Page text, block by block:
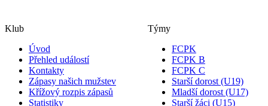
Klub
Úvod
Přehled událostí
Kontakty
Zápasy našich mužstev
Křížový rozpis zápasů
Statistiky
Týmy
FCPK
FCPK B
FCPK C
Starší dorost (U19)
Mladší dorost (U17)
Starší žáci (U15)